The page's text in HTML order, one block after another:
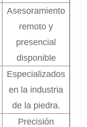
Asesoramiento
remoto y
presencial
disponible
Especializados
en la industria
de la piedra.
Precisión